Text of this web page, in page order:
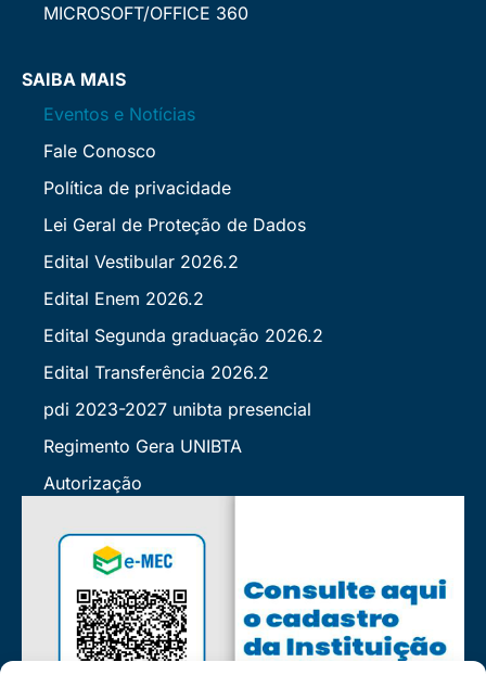
MICROSOFT/OFFICE 360
SAIBA MAIS
Eventos e Notícias
Fale Conosco
Política de privacidade
Lei Geral de Proteção de Dados
Edital Vestibular 2026.2
Edital Enem 2026.2
Edital Segunda graduação 2026.2
Edital Transferência 2026.2
pdi 2023-2027 unibta presencial
Regimento Gera UNIBTA
Autorização